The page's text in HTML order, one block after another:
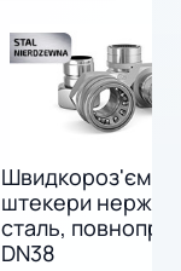
Швидкороз'єми
штекери
сталь,
DN38